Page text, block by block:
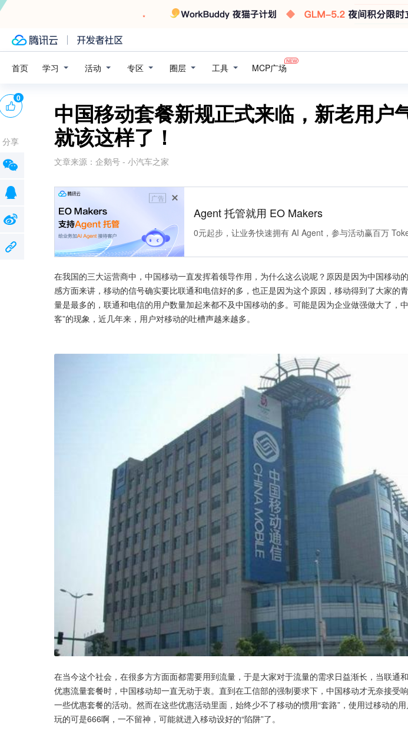
首页 学习 活动 专区 圈层 工具 MCP广场
中国移动套餐新规正式来临，新老用户
就该这样了！
文章来源： 企鹅号 - 小汽车之家
广告
Agent 托管就用 EO Makers
0元起步，让业务快速拥有 AI Agent，参与活动赢百万
在我国的三大运营商中，中国移动一直发挥着领导作用，为什么这么说呢？原因是因为中国移动
感方面来讲，移动的信号确实要比联通和电信好的多，也正是因为这个原因，移动得到了大家的
量是最多的，联通和电信的用户数量加起来都不及中国移动的多。可能是因为企业做强做大了，
客”的现象，近几年来，用户对移动的吐槽声越来越多。
在当今这个社会，在很多方方面面都需要用到流量，于是大家对于流量的需求日益渐长，当联通
优惠流量套餐时，中国移动却一直无动于衷。直到在工信部的强制要求下，中国移动才无奈接受
一些优惠套餐的活动。然而在这些优惠活动里面，始终少不了移动的惯用“套路”，使用过移动的
玩的可是666啊，一不留神，可能就进入移动设好的“陷阱”了。
0
分享